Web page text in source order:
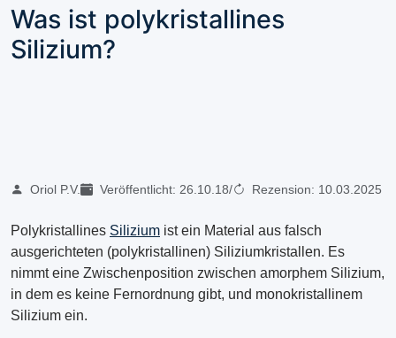
Was ist polykristallines
Silizium?
Oriol P.V. Veröffentlicht: 26.10.18/ Rezension: 10.03.2025
Polykristallines Silizium ist ein Material aus falsch
ausgerichteten (polykristallinen) Siliziumkristallen. Es
nimmt eine Zwischenposition zwischen amorphem Silizium,
in dem es keine Fernordnung gibt, und monokristallinem
Silizium ein.